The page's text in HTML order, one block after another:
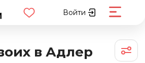
Войти
в Адлер